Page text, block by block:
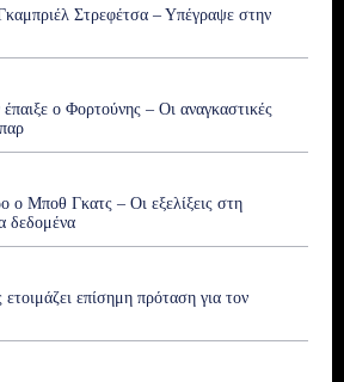
Στρεφέτσα – Υπέγραψε στην
ο Φορτούνης – Οι αναγκαστικές
ο Μποθ Γκατς – Οι εξελίξεις στη
δεδομένα
επίσημη πρόταση για τον